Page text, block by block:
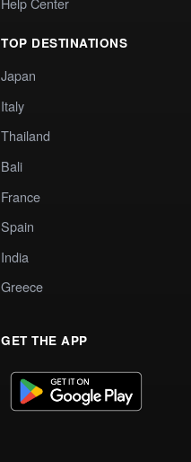
TOP DESTINATIONS
Japan
Italy
Thailand
Bali
France
Spain
India
Greece
GET THE APP